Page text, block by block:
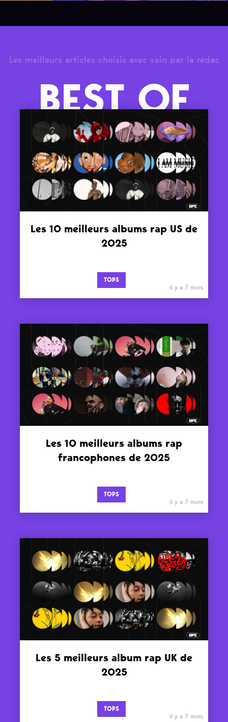
Les meilleurs articles choisis avec soin par la rédac
BEST OF
Les 10 meilleurs albums rap US de
2025
TOPS
il y a 7 mois
Les 10 meilleurs albums rap
francophones de 2025
TOPS
il y a 7 mois
Les 5 meilleurs album rap UK de
2025
TOPS
il y a 7 mois